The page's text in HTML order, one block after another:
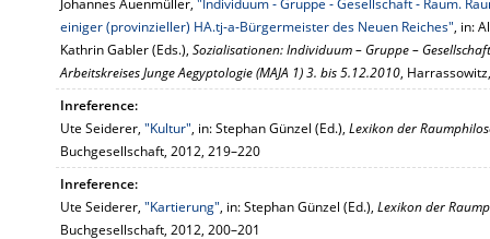
Johannes Auenmüller, "Individuum ‐ Gruppe ‐ Gesellschaft ‐ Raum.
einiger (provinzieller) HA.tj‐a‐Bürgermeister des Neuen Reiches", in:
Kathrin Gabler (Eds.), Sozialisationen: Individuum – Gruppe –
Arbeitskreises Junge Aegyptologie (MAJA 1) 3. bis 5.12.2010,
Inreference:
Ute Seiderer, "Kultur", in: Stephan Günzel (Ed.), Lexikon der
Buchgesellschaft, 2012, 219–220
Inreference:
Ute Seiderer, "Kartierung", in: Stephan Günzel (Ed.), Lexikon der
Buchgesellschaft, 2012, 200–201